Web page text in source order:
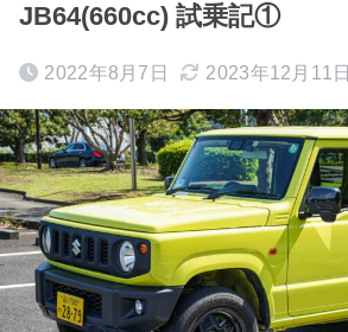
JB64(660cc) 試乗記①
2022年8月7日 2023年12月11日